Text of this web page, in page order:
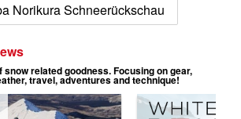
Norikura Schneerückschau